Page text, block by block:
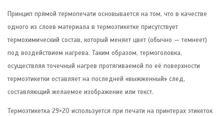
Принцип прямой термопечати основывается на том, что в качестве
одного из слоев материала в термоэтикетке присутствует
термохимический состав, который меняет цвет (обычно — темнеет)
под воздействием нагрева. Таким образом, термоголовка,
осуществляя точечный нагрев протягиваемой по её поверхности
термоэтикетки оставляет на последней «выжженный» след,
составляющий желаемое изображение или текст.
Термоэтикетка 29×20 используется при печати на принтерах этикеток